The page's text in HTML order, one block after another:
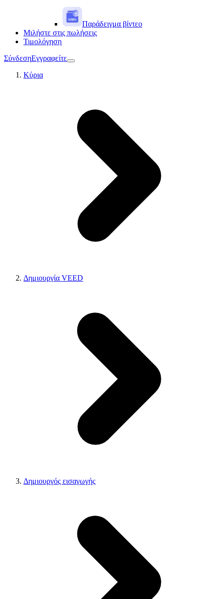
Παράδειγμα βίντεο
Μιλήστε στις πωλήσεις
Τιμολόγηση
ΣύνδεσηΕγγραφείτε
Κύρια
Δημιουργία VEED
Δημιουργός εισαγωγής